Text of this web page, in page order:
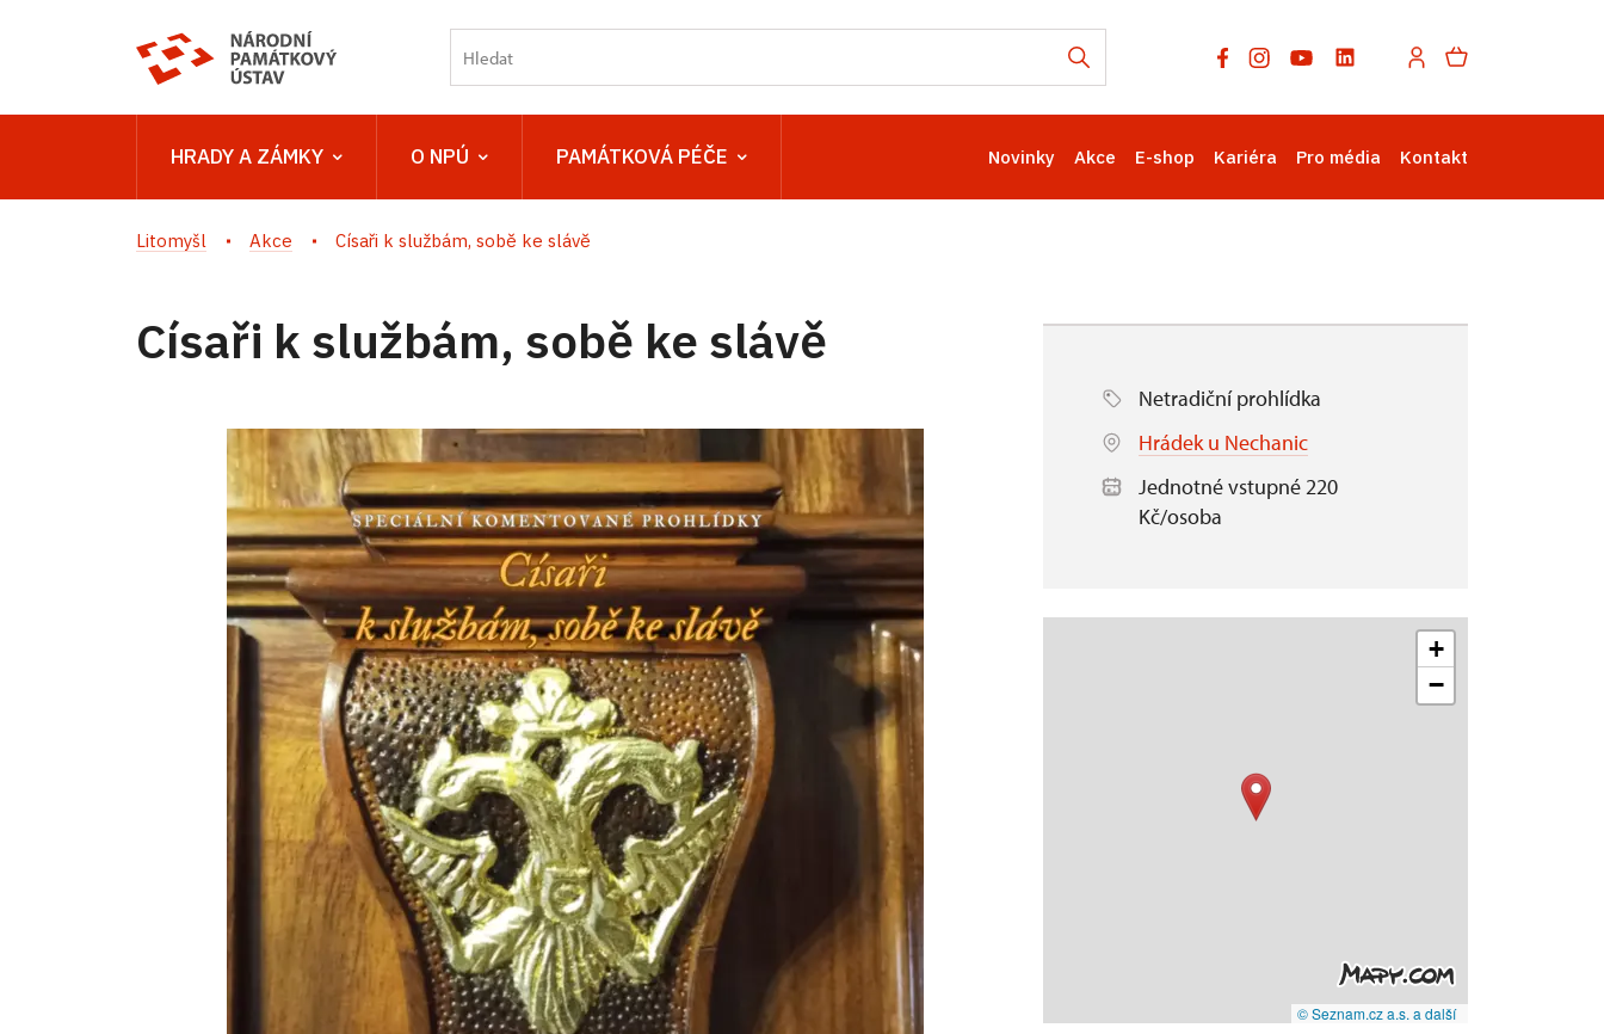
HRADY A ZÁMKY O NPÚ PAMÁTKOVÁ PÉČE Novinky Akce E-shop Kariéra Pro média Kontakt
Litomyšl Akce Císaři k službám, sobě ke slávě
Císaři k službám, sobě ke slávě
Netradiční prohlídka
Hrádek u Nechanic
Jednotné vstupné 220
Kč/osoba
+
−
© Seznam.cz a.s. a další